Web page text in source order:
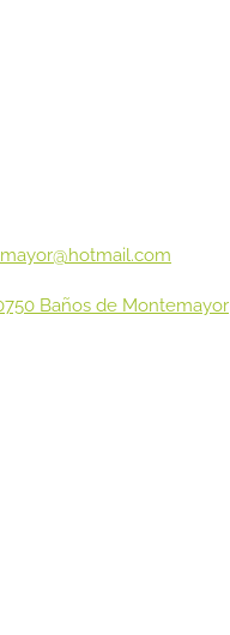
Baños de Montemayor